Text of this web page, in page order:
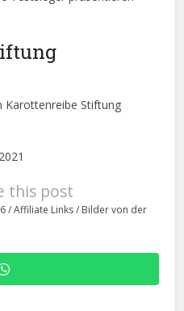
Karottenreibe Stiftung
this post
/ Affiliate Links / Bilder von der